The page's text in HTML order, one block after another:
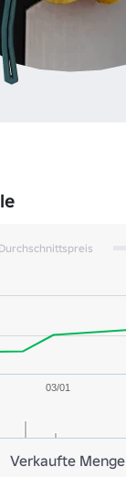
03/01
Verkaufte Menge